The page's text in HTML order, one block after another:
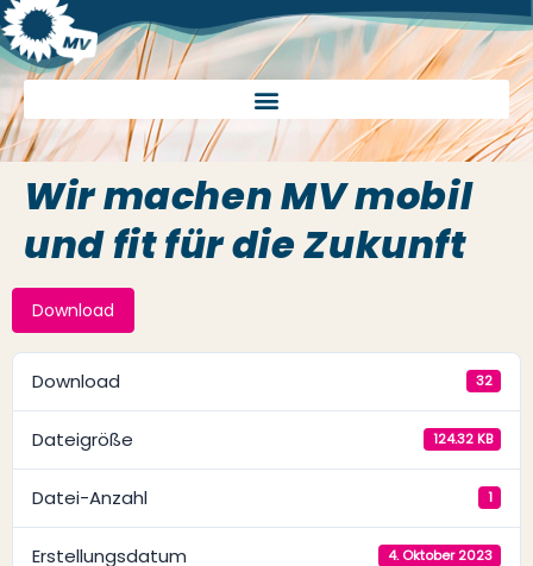
Wir machen MV mobil
und fit für die Zukunft
Download
Download 32
Dateigröße 124.32 KB
Datei-Anzahl 1
Erstellungsdatum 4. Oktober 2023